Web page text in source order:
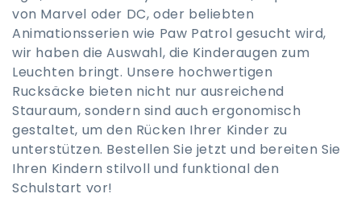
i
e
:
von Marvel oder DC, oder beliebten
Animationsserien wie Paw Patrol gesucht wird,
wir haben die Auswahl, die Kinderaugen zum
Leuchten bringt. Unsere hochwertigen
Rucksäcke bieten nicht nur ausreichend
Stauraum, sondern sind auch ergonomisch
gestaltet, um den Rücken Ihrer Kinder zu
unterstützen. Bestellen Sie jetzt und bereiten Sie
Ihren Kindern stilvoll und funktional den
Schulstart vor!